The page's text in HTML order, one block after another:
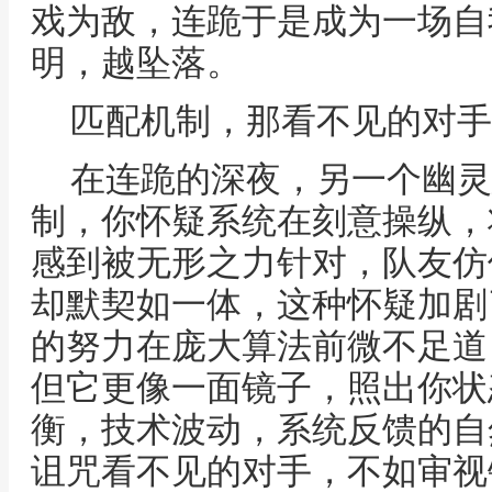
戏为敌，连跪于是成为一场
明，越坠落。
匹配机制，那看不见的对手
在连跪的深夜，另一个幽
制，你怀疑系统在刻意操纵
感到被无形之力针对，队友
却默契如一体，这种怀疑加
的努力在庞大算法前微不足
但它更像一面镜子，照出你
衡，技术波动，系统反馈的
诅咒看不见的对手，不如审